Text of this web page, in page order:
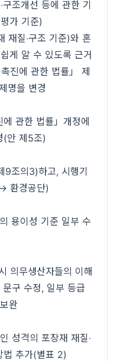
조개선 등에 관한 기
가 기준)
재질‧구조 기준)와 혼
게 알 수 있도록 근거
진에 관한 법률」 제
명을 변경
관한 법률」개정에
(안 제5조)
조의3)하고, 시행기
환경공단)
용이성 기준 일부 수
의무생산자들의 이해
구 수정, 일부 등급
완
성격의 포장재 재질‧
법 추가(별표 2)